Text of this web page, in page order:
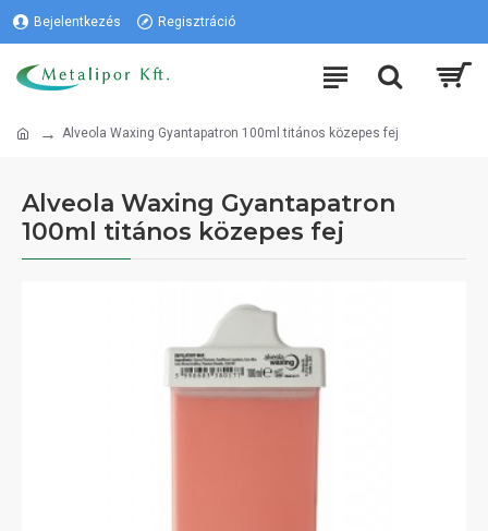
Bejelentkezés Regisztráció
Alveola Waxing Gyantapatron 100ml titános közepes fej
Alveola Waxing Gyantapatron
100ml titános közepes fej